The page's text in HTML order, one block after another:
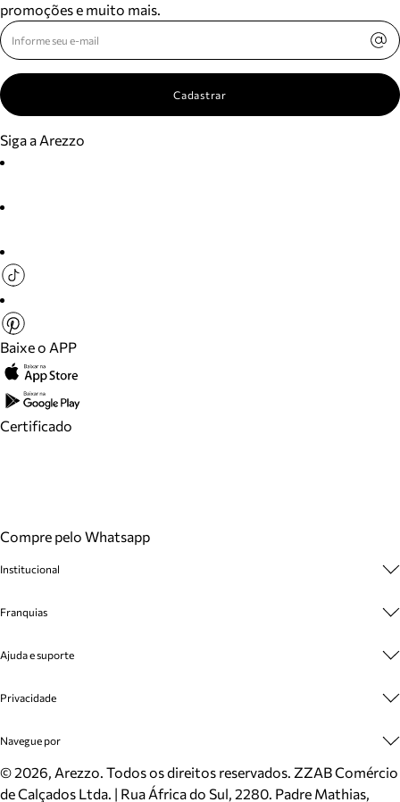
promoções e muito mais.
Cadastrar
Siga a Arezzo
Baixe o APP
Certificado
Compre pelo Whatsapp
Institucional
Cashback
Venda Corporativa
Mapa do Site
Inverno
Mundo Arezzo
Franquias
Plano de Negócio
Ajuda e suporte
Cadastro
Meus Pedidos
Trocas e Devoluções
Cartão Presente
Privacidade
Politica e Privacidade
Navegue por
Sapatos
Bolsas
©2026, Arezzo. Todos os direitos reservados. ZZAB Comércio
de Calçados Ltda. | Rua África do Sul, 2280. Padre Mathias,